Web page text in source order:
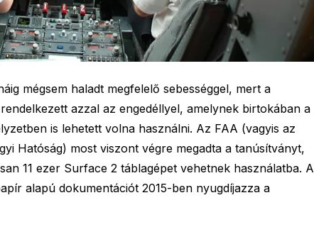
mégsem haladt megfelelő sebességgel, mert a
azzal az engedéllyel, amelynek birtokában a
is lehetett volna használni. Az FAA (vagyis az
Hatóság) most viszont végre megadta a tanúsítványt,
11 ezer Surface 2 táblagépet vehetnek használatba. A
alapú dokumentációt 2015-ben nyugdíjazza a